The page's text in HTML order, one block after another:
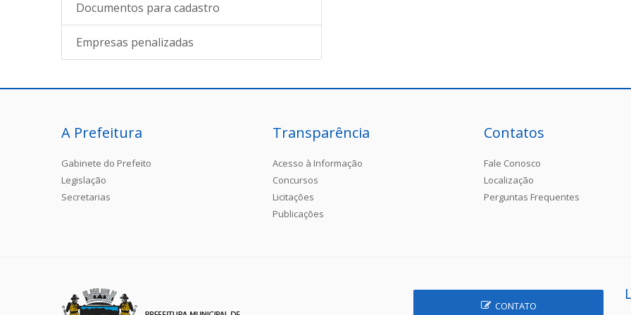
Documentos para cadastro
Empresas penalizadas
A Prefeitura
Gabinete do Prefeito
Legislação
Secretarias
Transparência
Acesso à Informação
Concursos
Licitações
Publicações
Contatos
Fale Conosco
Localização
Perguntas Frequentes
CONTATO